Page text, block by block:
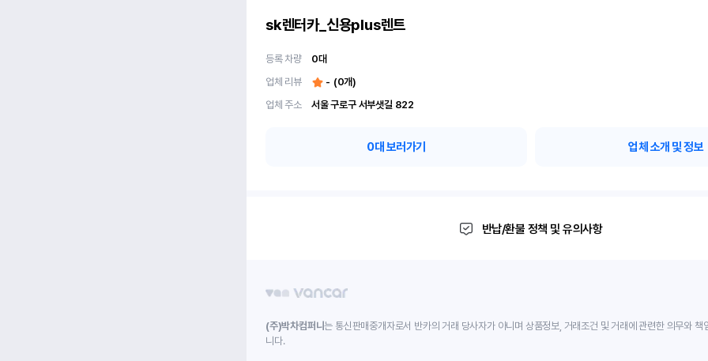
sk렌터카_신용plus렌트
등록 차량 0대
업체 리뷰
- (0개)
업체 주소
서울 구로구 서부샛길 822
0대 보러가기 업체 소개 및 정보
반납/환불 정책 및 유의사항
(주)박차컴퍼니는 통신판매중개자로서 반카의 거래 당사자가 아니며 상품정보, 거래조건 및 거래에 관련한 의무와 책
니다.